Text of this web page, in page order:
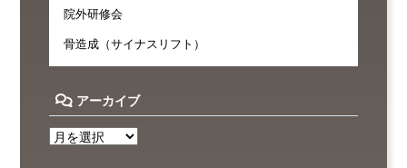
院外研修会
骨造成（サイナスリフト）
アーカイブ